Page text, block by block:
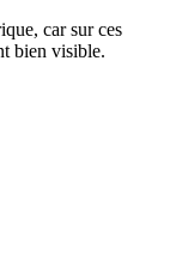
car sur ces
bien visible.